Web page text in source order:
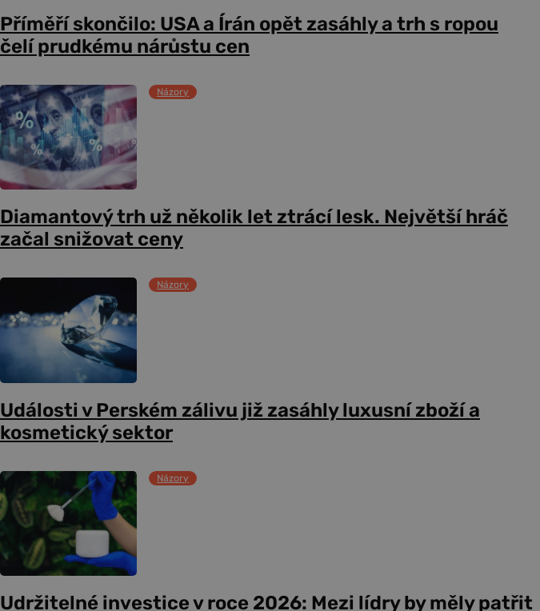
Příměří skončilo: USA a Írán opět zasáhly a trh s ropou
čelí prudkému nárůstu cen
Názory
Diamantový trh už několik let ztrácí lesk. Největší hráč
začal snižovat ceny
Názory
Události v Perském zálivu již zasáhly luxusní zboží a
kosmetický sektor
Názory
Udržitelné investice v roce 2026: Mezi lídry by měly patřit